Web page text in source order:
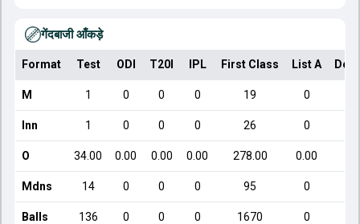
गेंदबाजी आँकड़े
Format Test ODI T20I IPL First Class List A
M 1 0 0 0 19 0
Inn 1 0 0 0 26 0
O 34.00 0.00 0.00 0.00 278.00 0.00
Mdns 14 0 0 0 95 0
Balls 136 0 0 0 1670 0